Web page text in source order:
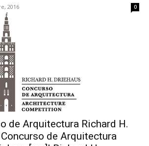
2016 0
de Arquitectura Richard H.
de Arquitectura